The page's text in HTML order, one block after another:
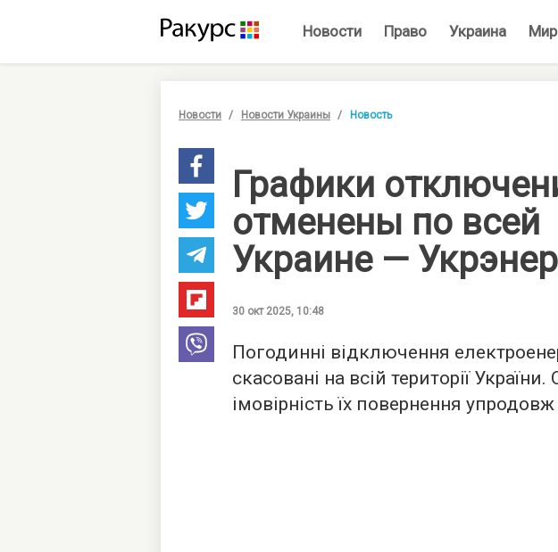
Новости Право Украина Мир
Новости Новости Украины Новость
Графики
отменены по всей
Украине —
30 окт 2025, 10:48
Погодинні відключення
скасовані на всій території
імовірність їх повернення